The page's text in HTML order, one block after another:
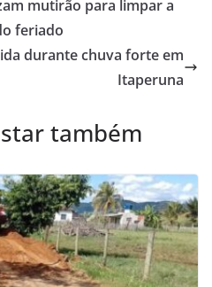
mutirão para limpar a
feriado
durante chuva forte em
Itaperuna
também